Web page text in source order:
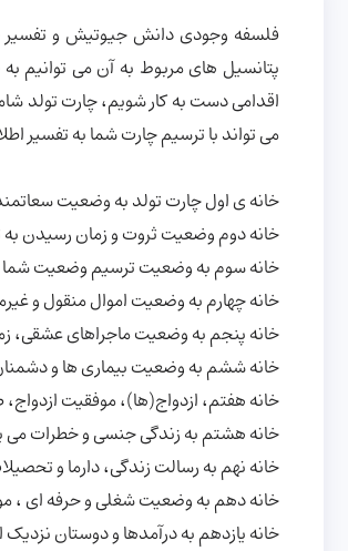
فلسفه وجودی دانش جیوتیش و تفسیر
پتانسیل های مربوط به آن می توانیم
می تواند با ترسیم چارت شما به تفسیر
خانه ی اول چارت تولد به وضعیت
خانه دوم وضعیت ثروت و زمان رسیدن به
خانه سوم به وضعیت ترسیم وضعیت شما
خانه چهارم به وضعیت اموال منقول و
خانه پنجم به وضعیت ماجراهای عشقی،
خانه ششم به وضعیت بیماری ها و
خانه هفتم، ازدواج(ها)، موفقیت
خانه هشتم به زندگی جنسی و خطرات می
خانه نهم به رسالت زندگی، دارما و
خانه دهم به وضعیت شغلی و حرفه ای ،
خانه یازدهم به درآمدها و دوستان نزدیک